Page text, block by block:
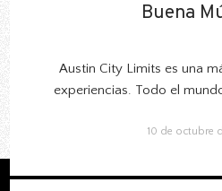
Buena
Buena
Austin City Limits es una
experiencias. Todo el
10 de octubre